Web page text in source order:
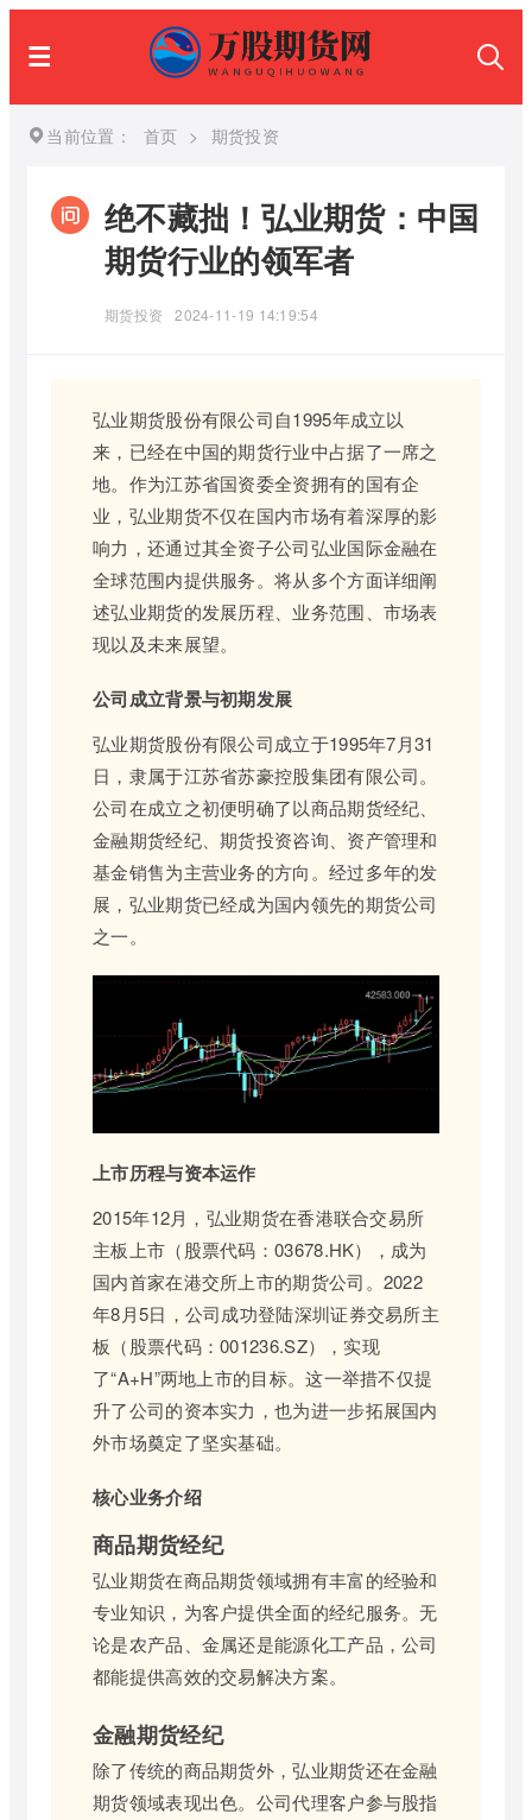
当前位置： 首页 > 期货投资
绝不藏拙！弘业期货：中国
期货行业的领军者
期货投资 2024-11-19 14:19:54
弘业期货股份有限公司自1995年成立以
来，已经在中国的期货行业中占据了一席之
地。作为江苏省国资委全资拥有的国有企
业，弘业期货不仅在国内市场有着深厚的影
响力，还通过其全资子公司弘业国际金融在
全球范围内提供服务。将从多个方面详细阐
述弘业期货的发展历程、业务范围、市场表
现以及未来展望。
公司成立背景与初期发展
弘业期货股份有限公司成立于1995年7月31
日，隶属于江苏省苏豪控股集团有限公司。
公司在成立之初便明确了以商品期货经纪、
金融期货经纪、期货投资咨询、资产管理和
基金销售为主营业务的方向。经过多年的发
展，弘业期货已经成为国内领先的期货公司
之一。
上市历程与资本运作
2015年12月，弘业期货在香港联合交易所
主板上市（股票代码：03678.HK），成为
国内首家在港交所上市的期货公司。2022
年8月5日，公司成功登陆深圳证券交易所主
板（股票代码：001236.SZ），实现
了“A+H”两地上市的目标。这一举措不仅提
升了公司的资本实力，也为进一步拓展国内
外市场奠定了坚实基础。
核心业务介绍
商品期货经纪
弘业期货在商品期货领域拥有丰富的经验和
专业知识，为客户提供全面的经纪服务。无
论是农产品、金属还是能源化工产品，公司
都能提供高效的交易解决方案。
金融期货经纪
除了传统的商品期货外，弘业期货还在金融
期货领域表现出色。公司代理客户参与股指